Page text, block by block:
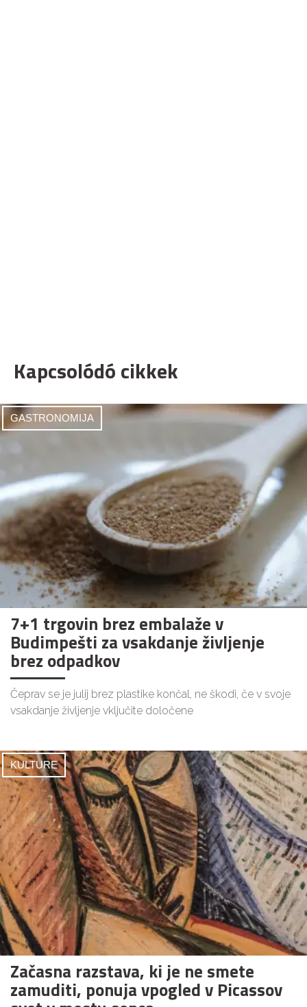
Kapcsolódó cikkek
GASTRONOMIJA
7+1 trgovin brez embalaže v
Budimpešti za vsakdanje življenje
brez odpadkov
Čeprav se je julij brez plastike končal, ne škodi, če v svoje
vsakdanje življenje vključite določene
KULTURE
Začasna razstava, ki je ne smete
zamuditi, ponuja vpogled v Picassov